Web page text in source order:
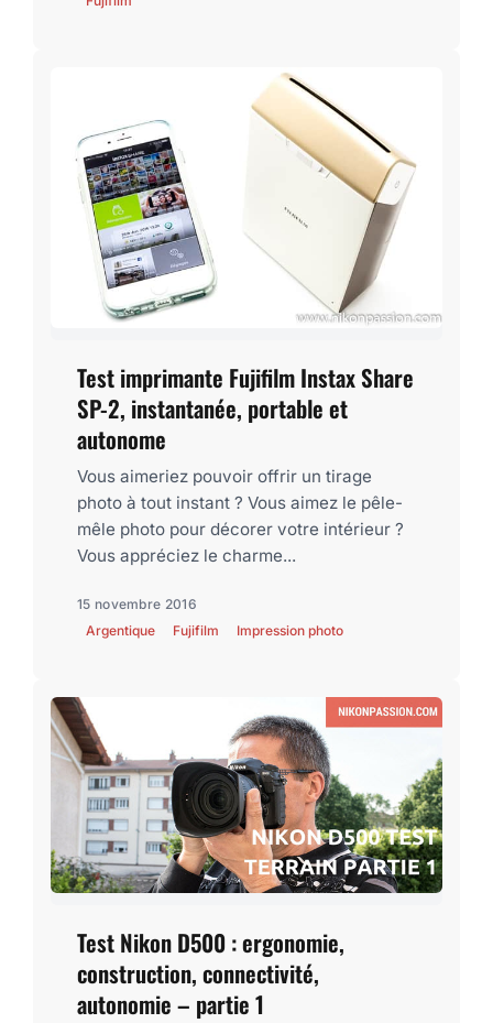
Test imprimante Fujifilm Instax Share
SP-2, instantanée, portable et
autonome
Vous aimeriez pouvoir offrir un tirage
photo à tout instant ? Vous aimez le pêle-
mêle photo pour décorer votre intérieur ?
Vous appréciez le charme...
15 novembre 2016
Argentique
Fujifilm Impression photo
Test Nikon D500 : ergonomie,
construction, connectivité,
autonomie – partie 1